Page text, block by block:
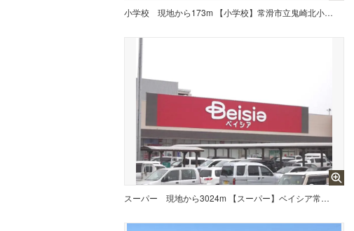
小学校 現地から173m 【小学校】常滑市立鬼崎北小学校まで173m
スーパー 現地から3024m 【スーパー】ベイシア常滑店まで3024m